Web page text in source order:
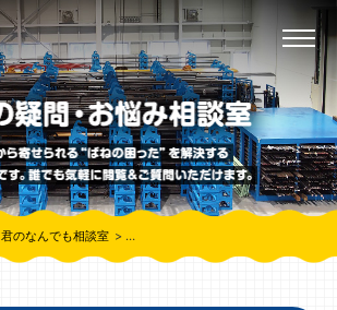
のなんでも相談室 圧縮コイルバネの伸縮にともなう回転